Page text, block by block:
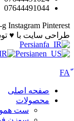
07644491044
g Instagram Pinterest
طراحی سایت با ♥️
Persian
Persian
صفحه اصلی
محصولات
ست